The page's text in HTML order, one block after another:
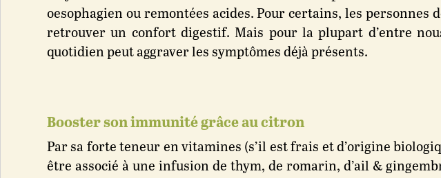
oesophagien ou remontées acides. Pour certains, les
retrouver un confort digestif. Mais pour la plupart d’entre
quotidien peut aggraver les symptômes déjà présents.
Booster son immunité grâce au citron
Par sa forte teneur en vitamines (s’il est frais et d’origine
être associé à une infusion de thym, de romarin, d’ail &